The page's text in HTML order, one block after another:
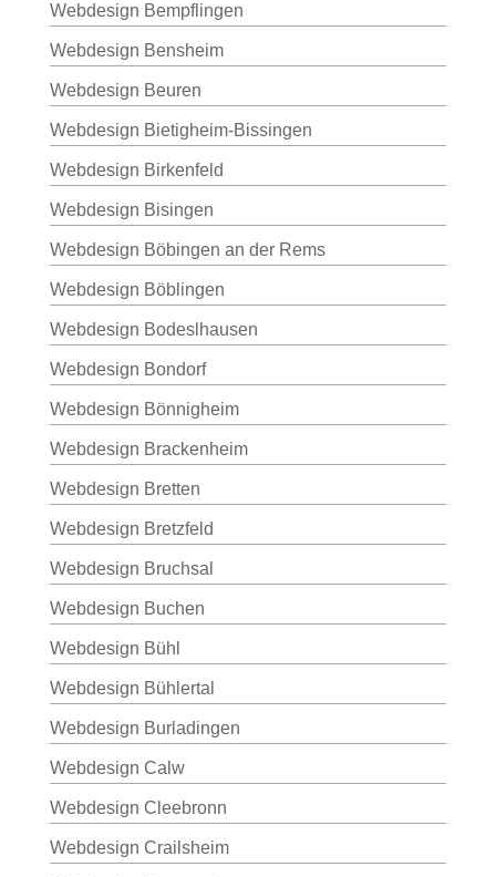
Webdesign Bempflingen
Webdesign Bensheim
Webdesign Beuren
Webdesign Bietigheim-Bissingen
Webdesign Birkenfeld
Webdesign Bisingen
Webdesign Böbingen an der Rems
Webdesign Böblingen
Webdesign Bodeslhausen
Webdesign Bondorf
Webdesign Bönnigheim
Webdesign Brackenheim
Webdesign Bretten
Webdesign Bretzfeld
Webdesign Bruchsal
Webdesign Buchen
Webdesign Bühl
Webdesign Bühlertal
Webdesign Burladingen
Webdesign Calw
Webdesign Cleebronn
Webdesign Crailsheim